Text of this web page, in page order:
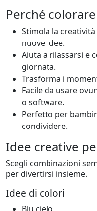
Perché
Stimola la
nuove idee.
Aiuta a rilassarsi e
giornata.
Trasforma i
Facile da usare
o software.
Perfetto per
condividere.
Idee creative
Scegli combinazioni
per divertirsi insieme.
Idee di colori
Blu cielo